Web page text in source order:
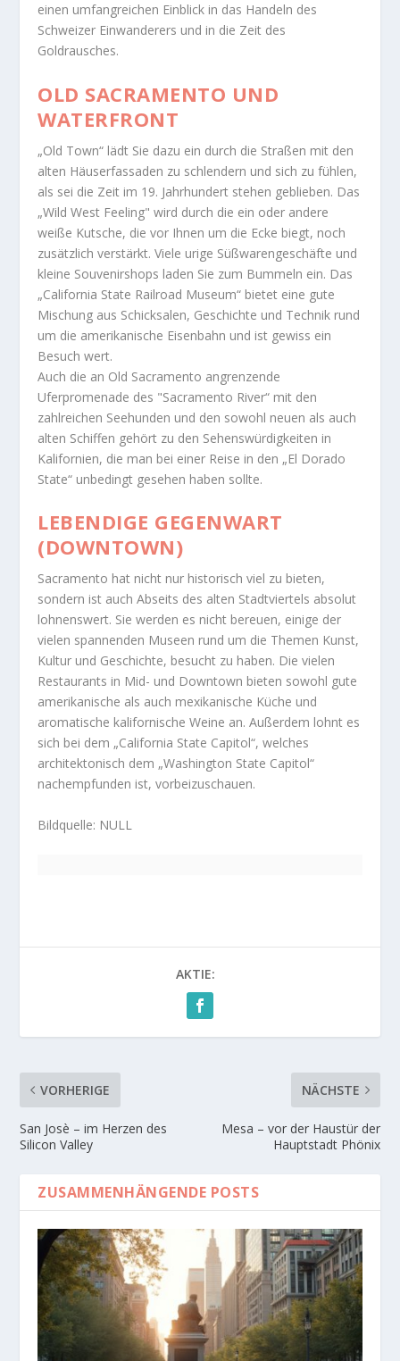
einen umfangreichen Einblick in das Handeln des
Schweizer Einwanderers und in die Zeit des
Goldrausches.
OLD SACRAMENTO UND
WATERFRONT
„Old Town“ lädt Sie dazu ein durch die Straßen mit den
alten Häuserfassaden zu schlendern und sich zu fühlen,
als sei die Zeit im 19. Jahrhundert stehen geblieben. Das
„Wild West Feeling" wird durch die ein oder andere
weiße Kutsche, die vor Ihnen um die Ecke biegt, noch
zusätzlich verstärkt. Viele urige Süßwarengeschäfte und
kleine Souvenirshops laden Sie zum Bummeln ein. Das
„California State Railroad Museum“ bietet eine gute
Mischung aus Schicksalen, Geschichte und Technik rund
um die amerikanische Eisenbahn und ist gewiss ein
Besuch wert.
Auch die an Old Sacramento angrenzende
Uferpromenade des "Sacramento River“ mit den
zahlreichen Seehunden und den sowohl neuen als auch
alten Schiffen gehört zu den Sehenswürdigkeiten in
Kalifornien, die man bei einer Reise in den „El Dorado
State“ unbedingt gesehen haben sollte.
LEBENDIGE GEGENWART
(DOWNTOWN)
Sacramento hat nicht nur historisch viel zu bieten,
sondern ist auch Abseits des alten Stadtviertels absolut
lohnenswert. Sie werden es nicht bereuen, einige der
vielen spannenden Museen rund um die Themen Kunst,
Kultur und Geschichte, besucht zu haben. Die vielen
Restaurants in Mid- und Downtown bieten sowohl gute
amerikanische als auch mexikanische Küche und
aromatische kalifornische Weine an. Außerdem lohnt es
sich bei dem „California State Capitol“, welches
architektonisch dem „Washington State Capitol“
nachempfunden ist, vorbeizuschauen.
Bildquelle: NULL
AKTIE:
VORHERIGE
San Josè – im Herzen des
Silicon Valley
NÄCHSTE
Mesa – vor der Haustür der
Hauptstadt Phönix
ZUSAMMENHÄNGENDE POSTS